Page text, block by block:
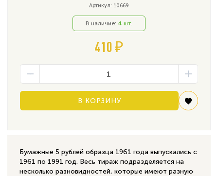
Артикул: 10669
В наличие: 4 шт.
410 ₽
В КОРЗИНУ
Бумажные 5 рублей образца 1961 года выпускались с
1961 по 1991 год. Весь тираж подразделяется на
несколько разновидностей, которые имеют разную